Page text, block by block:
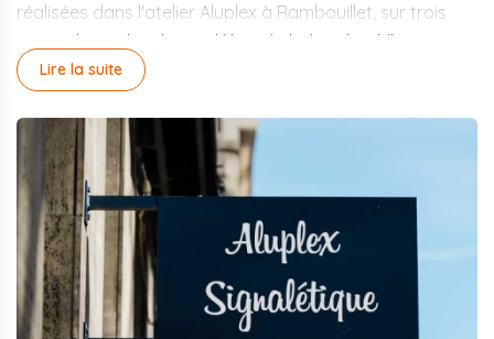
réalisées dans l'atelier Aluplex à Rambouillet, sur trois
supports rigides : Forex, Dibond et plexiglas. Elle
s'adresse aux clients qui ont besoin d'un panneau, d'une
plaque ou d'un support de communication imprimé dans
un format ou une configuration non couverts par les
gammes standards du catalogue.
Le
Forex (PVC expansé rigide) est le support le plus
courant pour une signalétique intérieure ou semi-
extérieure abritée : léger, rigide, facile à poser par
visserie ou adhésif double face. Le
(panneau
composite aluminium) offre une rigidité et une
résistance aux intempéries supérieures, adaptées aux
Lire la suite